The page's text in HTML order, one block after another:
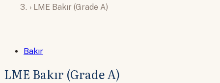
› LME Bakır (Grade A)
Bakır
LME Bakır (Grade A)